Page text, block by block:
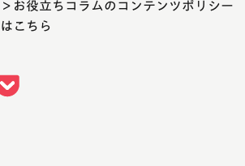
＞お役立ちコラムのコンテンツポリシー
はこちら